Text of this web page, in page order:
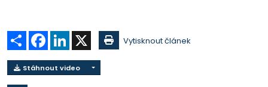
Sdílet Facebook
LinkedIn Vytisknout článek
Stáhnout video